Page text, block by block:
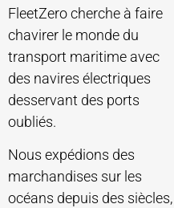
FleetZero cherche à faire
chavirer le monde du
transport maritime avec
des navires électriques
desservant des ports
oubliés.
Nous expédions des
marchandises sur les
océans depuis des siècles,